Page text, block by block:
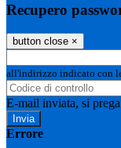
Recupero
button close ×
all'indirizzo indicato con
E-mail inviata, si
Errore